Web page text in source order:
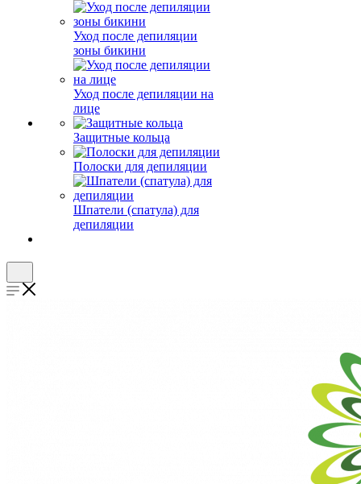
Уход после депиляции
зоны бикини
Уход после депиляции на
лице
Защитные кольца
Полоски для депиляции
Шпатели (спатула) для
депиляции